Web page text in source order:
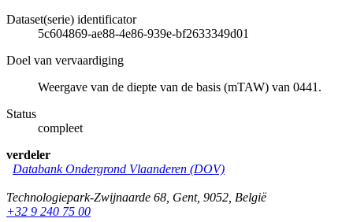
Dataset(serie) identificator
5c604869-ae88-4e86-939e-bf2633349d01
Doel van vervaardiging
Weergave van de diepte van de basis (mTAW) van 0441.
Status
compleet
verdeler
Databank Ondergrond Vlaanderen (DOV)
Technologiepark-Zwijnaarde 68 Gent, 9052 België
+32 9 240 75 00